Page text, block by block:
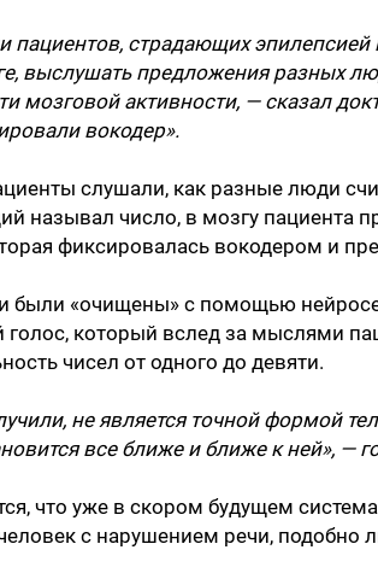
пациентов, страдающих
выслушать предложения разных
мозговой активности, — сказал
вокодер».
слушали, как разные люди
называл число, в мозгу пациента
фиксировалась вокодером и
были «очищены» с помощью
который вслед за мыслями
чисел от одного до девяти.
не является точной формой
все ближе и ближе к ней», —
что уже в скором будущем
с нарушением речи,